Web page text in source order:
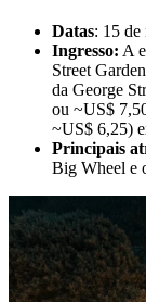
Datas: 15 de
Ingresso: A
Street
da George
ou ~US$
~US$ 6,25)
Principais
Big Wheel e